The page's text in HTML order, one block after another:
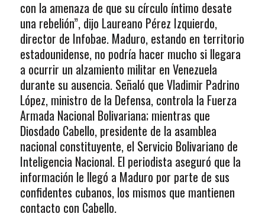
con la amenaza de que su círculo íntimo desate
una rebelión”, dijo Laureano Pérez Izquierdo,
director de Infobae. Maduro, estando en territorio
estadounidense, no podría hacer mucho si llegara
a ocurrir un alzamiento militar en Venezuela
durante su ausencia. Señaló que Vladimir Padrino
López, ministro de la Defensa, controla la Fuerza
Armada Nacional Bolivariana; mientras que
Diosdado Cabello, presidente de la asamblea
nacional constituyente, el Servicio Bolivariano de
Inteligencia Nacional. El periodista aseguró que la
información le llegó a Maduro por parte de sus
confidentes cubanos, los mismos que mantienen
contacto con Cabello.